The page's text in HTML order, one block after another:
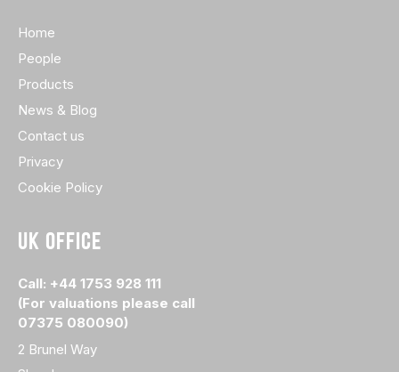
Home
People
Products
News & Blog
Contact us
Privacy
Cookie Policy
UK OFFICE
Call: +44 1753 928 111
(For valuations please call
07375 080090)
2 Brunel Way